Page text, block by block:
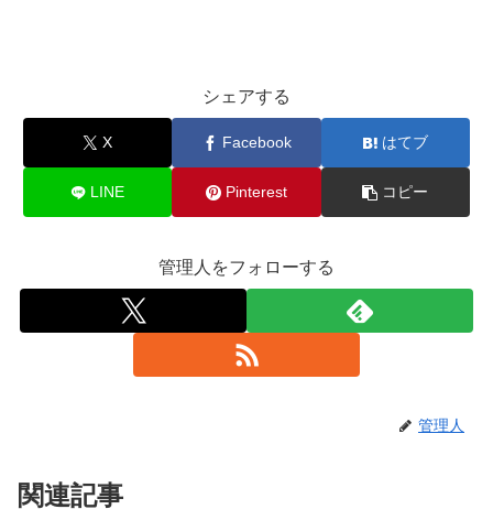
シェアする
X Facebook はてブ
LINE Pinterest コピー
管理人をフォローする
管理人
関連記事